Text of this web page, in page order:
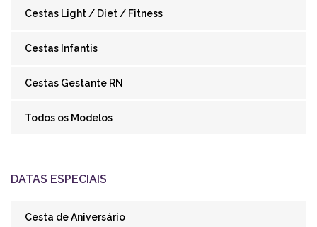
Cestas Light / Diet / Fitness
Cestas Infantis
Cestas Gestante RN
Todos os Modelos
DATAS ESPECIAIS
Cesta de Aniversário